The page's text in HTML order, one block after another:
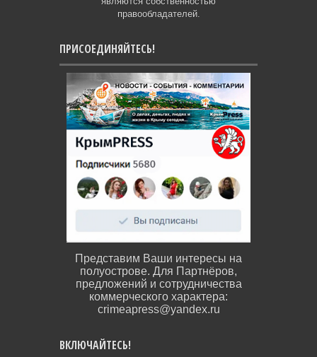
правообладателей.
ПРИСОЕДИНЯЙТЕСЬ!
Представим Ваши интересы на
полуострове. Для Партнёров,
предложений и сотрудничества
коммерческого характера:
crimeapress@yandex.ru
ВКЛЮЧАЙТЕСЬ!